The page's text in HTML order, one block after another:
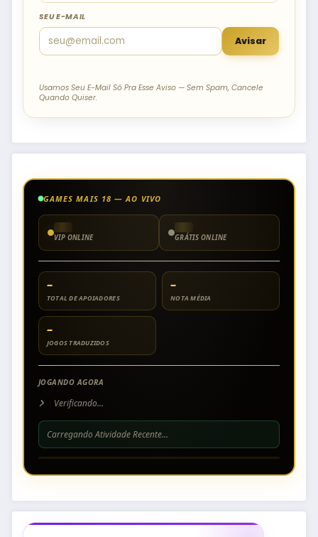
SEU E-MAIL
Avisar
Usamos Seu E-Mail Só Pra Esse Aviso — Sem Spam, Cancele
Quando Quiser.
GAMES MAIS 18 — AO VIVO
VIP ONLINE GRÁTIS ONLINE
–
TOTAL DE APOIADORES
–
NOTA MÉDIA
–
JOGOS TRADUZIDOS
JOGANDO AGORA
Verificando...
Carregando Atividade Recente...